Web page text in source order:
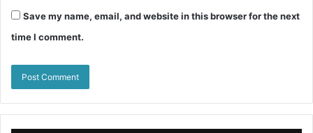
Save my name, email, and website in this browser for the next
time I comment.